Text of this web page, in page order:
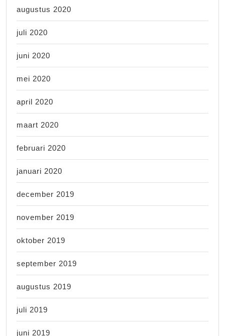
augustus 2020
juli 2020
juni 2020
mei 2020
april 2020
maart 2020
februari 2020
januari 2020
december 2019
november 2019
oktober 2019
september 2019
augustus 2019
juli 2019
juni 2019